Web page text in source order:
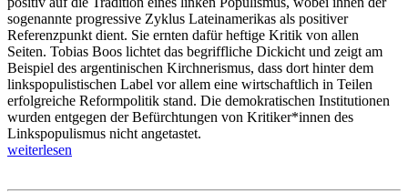
sogenannte progressive Zyklus Lateinamerikas als positiver
Referenzpunkt dient. Sie ernten dafür heftige Kritik von allen
Seiten. Tobias Boos lichtet das begriffliche Dickicht und zeigt am
Beispiel des argentinischen Kirchnerismus, dass dort hinter dem
linkspopulistischen Label vor allem eine wirtschaftlich in Teilen
erfolgreiche Reformpolitik stand. Die demokratischen Institutionen
wurden entgegen der Befürchtungen von Kritiker*innen des
Linkspopulismus nicht angetastet.
weiterlesen